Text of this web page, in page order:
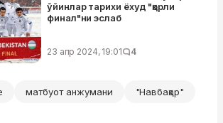
ўйинлар тарихи ёхуд "қорли
финал"ни эслаб
23 апр 2024, 19:01 4
матбуот анжумани "Навбаҳор"